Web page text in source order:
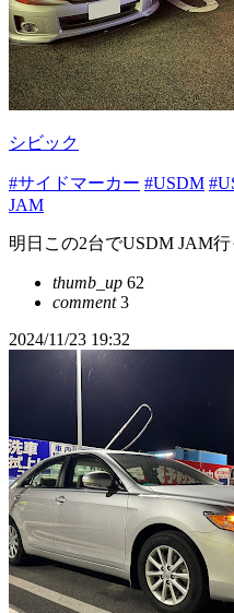
シビック
#サイドマーカー #USDM
JAM
明日この2台でUSDM JAM
thumb_up 62
comment3
2024/11/23 19:32